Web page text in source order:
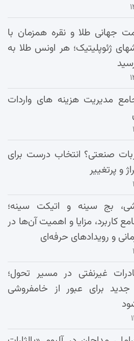
طلا و نقره همزمان با
ژئوپلیتیک؛ هر اونس طلا به
مدیریت هزینه‌ های واردات
صنعتی؟ انتخاب درست برای
و پرتغییر
بج سینه و اتیکت سینه؛
کاربرد، مزایا و اهمیت آن‌ها در
و رویدادهای حرفه‌ای
غیرنفتی در مسیر تحول؛
برای عبور از خامفروشی